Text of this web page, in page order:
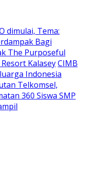
dimulai, Tema:
Bagi
The Purposeful
KalaseyCIMB
Indonesia
Telkomsel,
360 Siswa SMP